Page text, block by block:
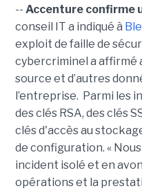
-- Accenture confirme
conseil IT a indiqué à
exploit de faille de
cybercriminel a affirmé
source et d’autres
l’entreprise. Parmi les
des clés RSA, des clés
clés d'accès au
de configuration. «
incident isolé et en
opérations et la